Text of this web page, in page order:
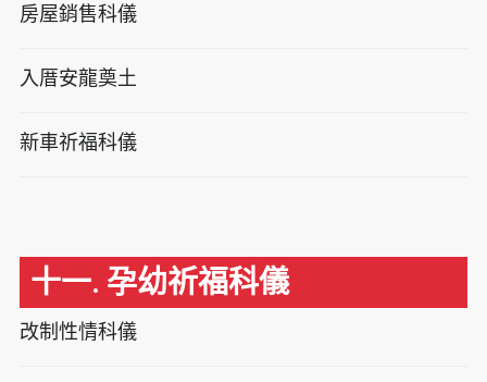
房屋銷售科儀
入厝安龍奠土
新車祈福科儀
十一. 孕幼祈福科儀
改制性情科儀